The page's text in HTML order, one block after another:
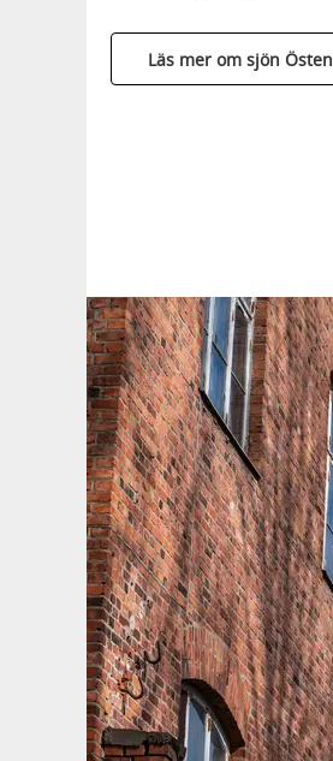
Läs mer om sjön Östen